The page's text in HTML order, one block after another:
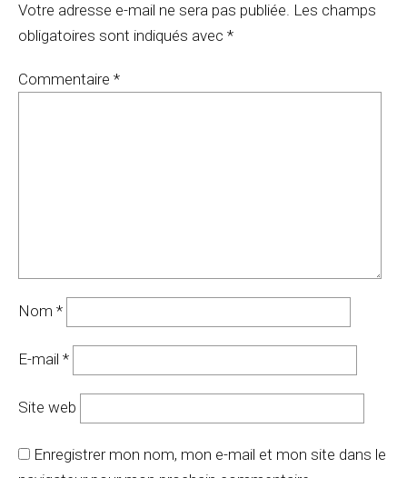
Votre adresse e-mail ne sera pas publiée. Les champs
obligatoires sont indiqués avec *
Commentaire *
Nom *
E-mail *
Site web
Enregistrer mon nom, mon e-mail et mon site dans le